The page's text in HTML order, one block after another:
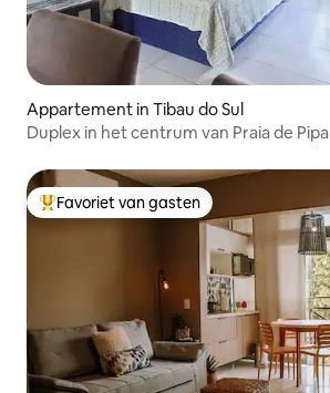
Appartement in Tibau do Sul
Duplex in het centrum van Praia de Pipa
Topfavoriet van gasten
Favoriet van gasten